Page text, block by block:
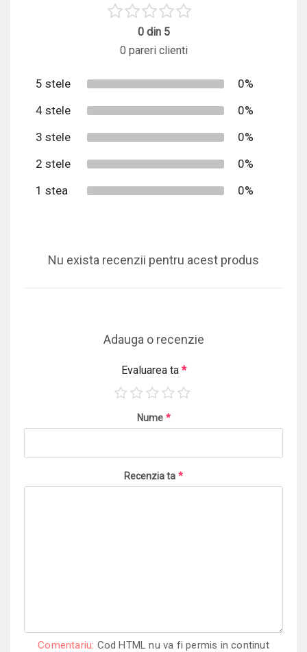
0 din 5
0 pareri clienti
5 stele
0%
4 stele
0%
3 stele
0%
2 stele
0%
1 stea
0%
Nu exista recenzii pentru acest produs
Adauga o recenzie
Evaluarea ta *
Nume *
Recenzia ta *
Comentariu: Cod HTML nu va fi permis in continut